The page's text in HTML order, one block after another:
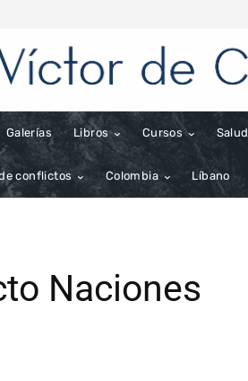
Galerías Libros Cursos Salud
conflictos Colombia Líbano
Naciones